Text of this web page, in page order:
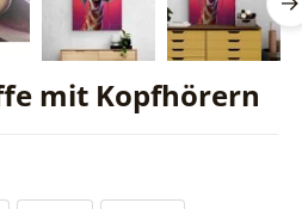
mit Kopfhörern